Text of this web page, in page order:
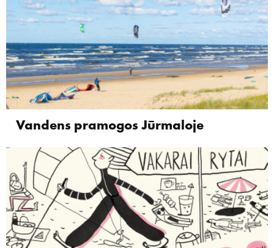
Vandens pramogos Jūrmaloje